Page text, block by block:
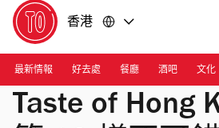
香港
最新情報 好去處 餐廳 酒吧 文化
Taste of Hong